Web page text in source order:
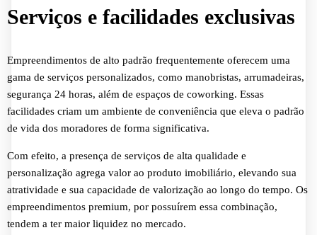
Serviços e facilidades exclusivas
Empreendimentos de alto padrão frequentemente oferecem uma
gama de serviços personalizados, como manobristas, arrumadeiras,
segurança 24 horas, além de espaços de coworking. Essas
facilidades criam um ambiente de conveniência que eleva o padrão
de vida dos moradores de forma significativa.
Com efeito, a presença de serviços de alta qualidade e
personalização agrega valor ao produto imobiliário, elevando sua
atratividade e sua capacidade de valorização ao longo do tempo. Os
empreendimentos premium, por possuírem essa combinação,
tendem a ter maior liquidez no mercado.